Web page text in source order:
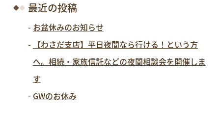
最近の投稿
お盆休みのお知らせ
【わさだ支店】平日夜間なら行ける！という方
へ。相続・家族信託などの夜間相談会を開催しま
す
GWのお休み